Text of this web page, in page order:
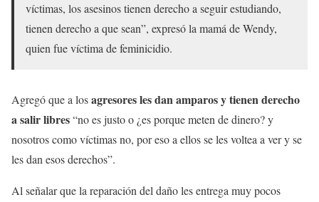
víctimas, los asesinos tienen derecho a seguir estudiando,
tienen derecho a que sean”, expresó la mamá de Wendy,
quien fue víctima de feminicidio.
Agregó que a losagresores les dan amparos y tienen derecho
a salir libres“no es justo o ¿es porque meten de dinero? y
nosotros como víctimas no, por eso a ellos se les voltea a ver y se
les dan esos derechos”.
Al señalar que la reparación del daño les entrega muy pocos